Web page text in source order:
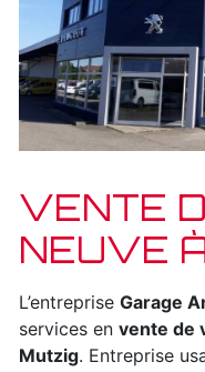
VENTE
NEUVE
L’entreprise Garage
services en vente de
Mutzig. Entreprise